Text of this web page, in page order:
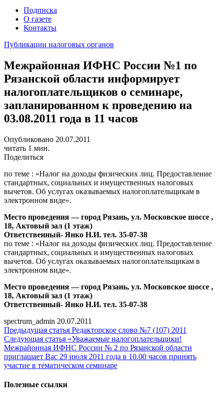
Подписка
О газете
Контакты
Публикации налоговых органов
Межрайонная ИФНС России №1 по
Рязанской области информирует
налогоплательщиков о семинаре,
запланированном к проведению на
03.08.2011 года в 11 часов
Опубликовано 20.07.2011
читать 1 мин.
Поделиться
по теме : «Налог на доходы физических лиц. Предоставление
стандартных, социальных и имущественных налоговых
вычетов. Об услугах оказываемых налогоплательщикам в
электронном виде».
Место проведения — город Рязань, ул. Московское шоссе ,
18, Актовый зал (1 этаж)
Ответственный- Янко Н.И. тел. 35-07-38
по теме : «Налог на доходы физических лиц. Предоставление
стандартных, социальных и имущественных налоговых
вычетов. Об услугах оказываемых налогоплательщикам в
электронном виде».
Место проведения — город Рязань, ул. Московское шоссе ,
18, Актовый зал (1 этаж)
Ответственный- Янко Н.И. тел. 35-07-38
spectrum_admin 20.07.2011
Предыдущая статья Редакторское слово №7 (107) 2011
Следующая статья «Уважаемые налогоплательщики!
Межрайонная ИФНС России № 2 по Рязанской области
приглашает Вас 29 июля 2011 года в 10.00 часов принять
участие в тематическом семинаре
Полезные ссылки